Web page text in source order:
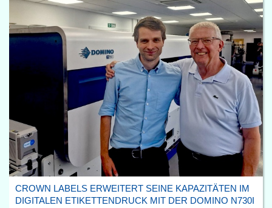
CROWN LABELS ERWEITERT SEINE KAPAZITÄTEN IM
DIGITALEN ETIKETTENDRUCK MIT DER DOMINO N730I